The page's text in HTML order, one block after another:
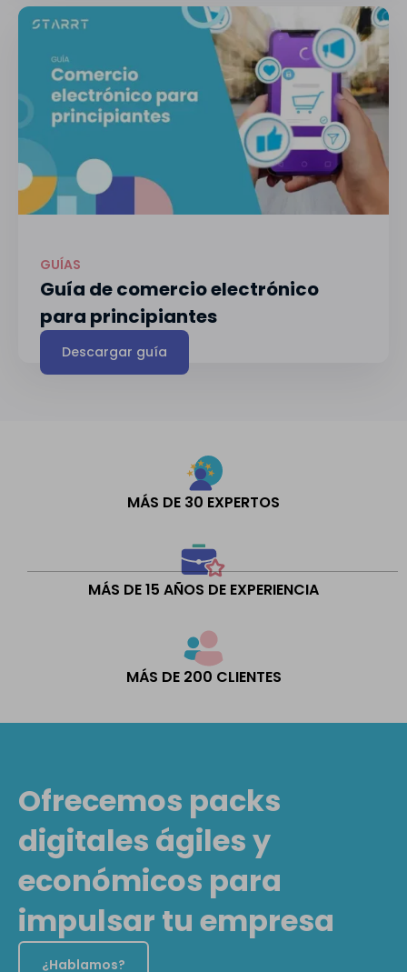
GUÍAS
Guía de comercio electrónico
para principiantes
Descargar guía
MÁS DE 30 EXPERTOS
MÁS DE 15 AÑOS DE EXPERIENCIA
MÁS DE 200 CLIENTES
Ofrecemos packs
digitales ágiles y
económicos para
impulsar tu empresa
¿Hablamos?